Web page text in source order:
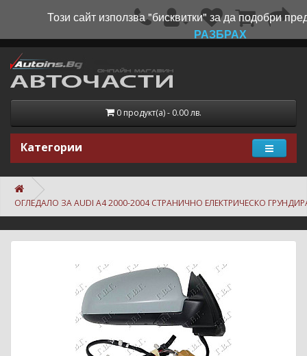
0 продукт(а) - 0.00 лв.
Категории
ОГЛЕДАЛО ЗА AUDI A4 2000-2004 СТРАНИЧНО ЕЛЕКТРИЧЕСКО
Този сайт използва "бисквитки" за да подобри
РАЗБРАХ